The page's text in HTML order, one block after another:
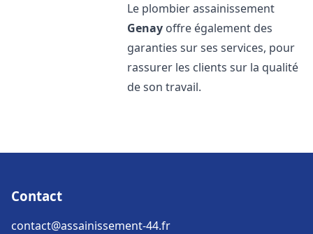
Le plombier assainissement
Genay offre également des
garanties sur ses services, pour
rassurer les clients sur la qualité
de son travail.
Contact
contact@assainissement-44.fr